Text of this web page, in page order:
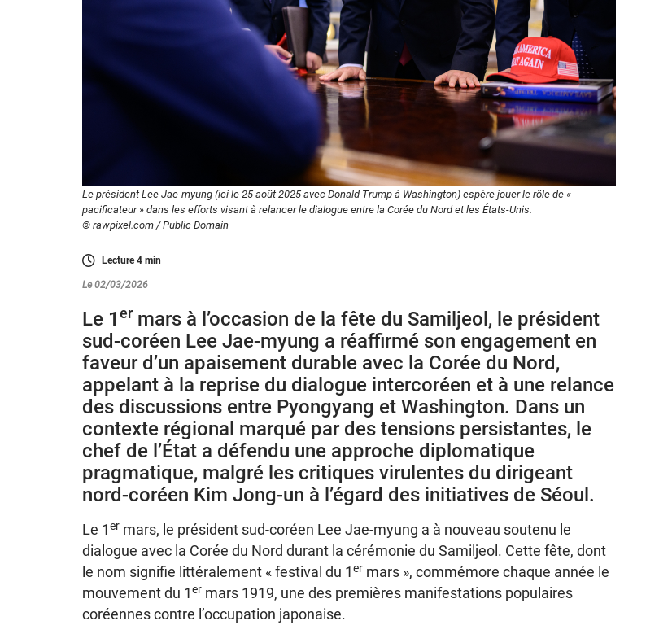
Le président Lee Jae-myung (ici le 25 août 2025 avec Donald Trump à Washington) espère jouer le rôle de «
pacificateur » dans les efforts visant à relancer le dialogue entre la Corée du Nord et les États-Unis.
© rawpixel.com / Public Domain
Lecture4min
Le 02/03/2026
Le 1 ermars à l’occasion de la fête du Samiljeol, le président
sud-coréen Lee Jae-myung a réaffirmé son engagement en
faveur d’un apaisement durable avec la Corée du Nord,
appelant à la reprise du dialogue intercoréen et à une relance
des discussions entre Pyongyang et Washington. Dans un
contexte régional marqué par des tensions persistantes, le
chef de l’État a défendu une approche diplomatique
pragmatique, malgré les critiques virulentes du dirigeant
nord-coréen Kim Jong-un à l’égard des initiatives de Séoul.
Le 1ermars, le président sud-coréen Lee Jae-myung a à nouveau soutenu le
dialogue avec la Corée du Nord durant la cérémonie du Samiljeol. Cette fête, dont
le nom signifie littéralement « festival du 1ermars », commémore chaque année le
mouvement du 1ermars 1919, une des premières manifestations populaires
coréennes contre l’occupation japonaise.